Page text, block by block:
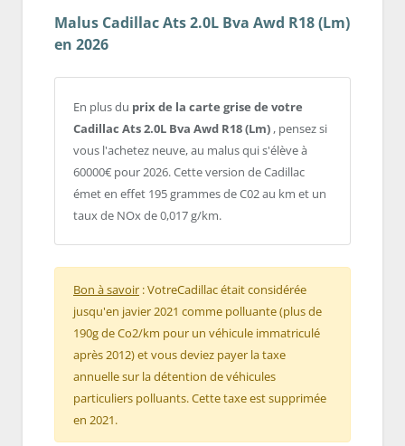
Malus Cadillac Ats 2.0L Bva Awd R18 (Lm)
en 2026
En plus du prix de la carte grise de votre
Cadillac Ats 2.0L Bva Awd R18 (Lm) , pensez si
vous l'achetez neuve, au malus qui s'élève à
60000€ pour 2026. Cette version de Cadillac
émet en effet 195 grammes de C02 au km et un
taux de NOx de 0,017 g/km.
Bon à savoir : VotreCadillac était considérée
jusqu'en javier 2021 comme polluante (plus de
190g de Co2/km pour un véhicule immatriculé
après 2012) et vous deviez payer la taxe
annuelle sur la détention de véhicules
particuliers polluants. Cette taxe est supprimée
en 2021.